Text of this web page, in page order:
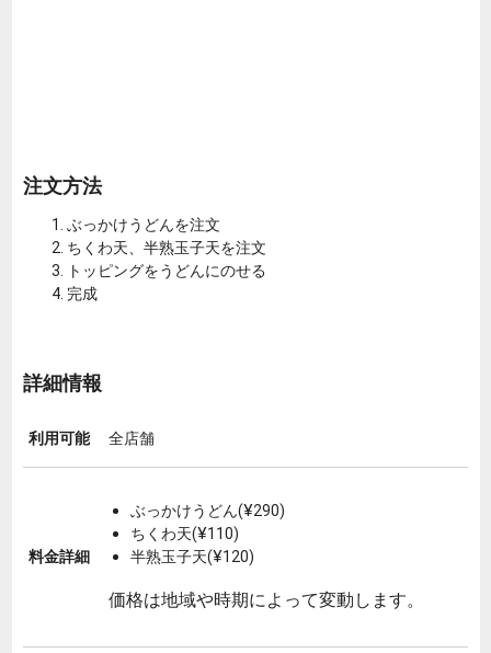
注文方法
ぶっかけうどんを注文
ちくわ天、半熟玉子天を注文
トッピングをうどんにのせる
完成
詳細情報
利用可能 全店舗
料金詳細
ぶっかけうどん(¥290)
ちくわ天(¥110)
半熟玉子天(¥120)
価格は地域や時期によって変動します。